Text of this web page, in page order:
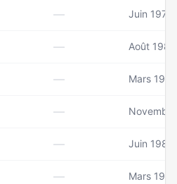
— Juin 1973
— Août 1983
— Mars 1979
—
— Juin 1981
— Mars 1973